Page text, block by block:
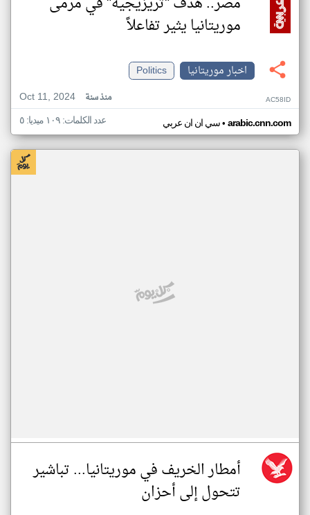
موريتانيا يثير تفاعلاً
اخبار موريتانيا
Politics
Oct 11, 2024
منذ سنة AC58ID
سي ان ان عربي• arabic.cnn.com عدد الكلمات: ١٠٩ ميديا: ٥
أمطار الخريف في موريتانيا... تباشير
تتحول إلى أحزان